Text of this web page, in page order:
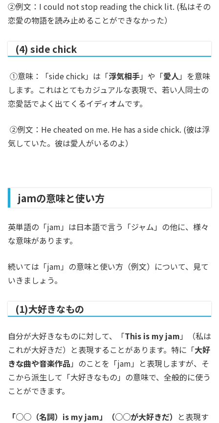
②例文：I could not stop reading the chick lit. (私はその
恋愛の物語を読み止めることができなかった）
(4) side chick
①意味：「side chick」は「浮気相手」や「愛人」を意味
します。これはとてもカジュアルな表現で、若い人同士の
恋愛話でよく出てくるイディオムです。
②例文：He cheated on me. He has a side chick. (彼は浮
気していた。彼は愛人がいるのよ）
jamの意味と使い方
英単語の「jam」は日本語で言う「ジャム」の他に、様々
な意味があります。
続いては「jam」の意味と使い方（例文）について、見て
いきましょう。
(1)大好きなもの
自分が大好きなものに対して、「This is my jam 」（私は
これが大好きだ）と表現することがあります。特に「大好
きな曲や音楽作品 」のことを「jam」と表現しますが、そ
こから派生して「大好きなもの」の意味で、全般的に使う
ことができます。
「○○（名詞）is my jam」（○○が大好きだ） と表現す